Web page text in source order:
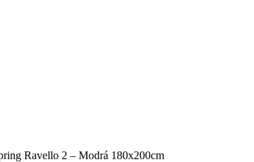
Ravello 2 – Modrá 180x200cm